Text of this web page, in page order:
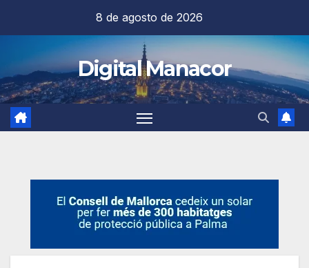
contenido
8 de agosto de 2026
Digital Manacor